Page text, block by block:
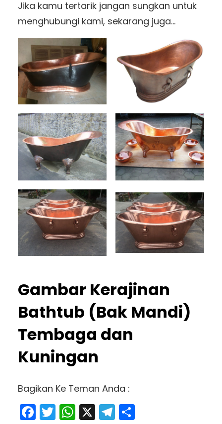
Jika kamu tertarik jangan sungkan untuk
menghubungi kami, sekarang juga…
Gambar Kerajinan
Bathtub (Bak Mandi)
Tembaga dan
Kuningan
Bagikan Ke Teman Anda :
Facebook
Twitter
WhatsApp
X Telegram